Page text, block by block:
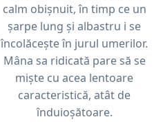
calm obișnuit, în timp ce un
șarpe lung și albastru i se
încolăcește în jurul umerilor.
Mâna sa ridicată pare să se
miște cu acea lentoare
caracteristică, atât de
înduioșătoare.